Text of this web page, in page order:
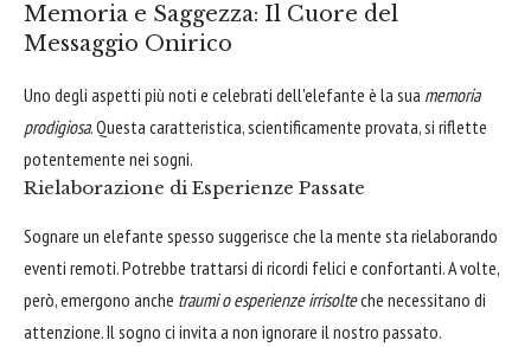
Memoria e Saggezza: Il Cuore del
Messaggio Onirico
Uno degli aspetti più noti e celebrati dell'elefante è la sua memoria
prodigiosa. Questa caratteristica, scientificamente provata, si riflette
potentemente nei sogni.
Rielaborazione di Esperienze Passate
Sognare un elefante spesso suggerisce che la mente sta rielaborando
eventi remoti. Potrebbe trattarsi di ricordi felici e confortanti. A volte,
però, emergono anche traumi o esperienze irrisolteche necessitano di
attenzione. Il sogno ci invita a non ignorare il nostro passato.